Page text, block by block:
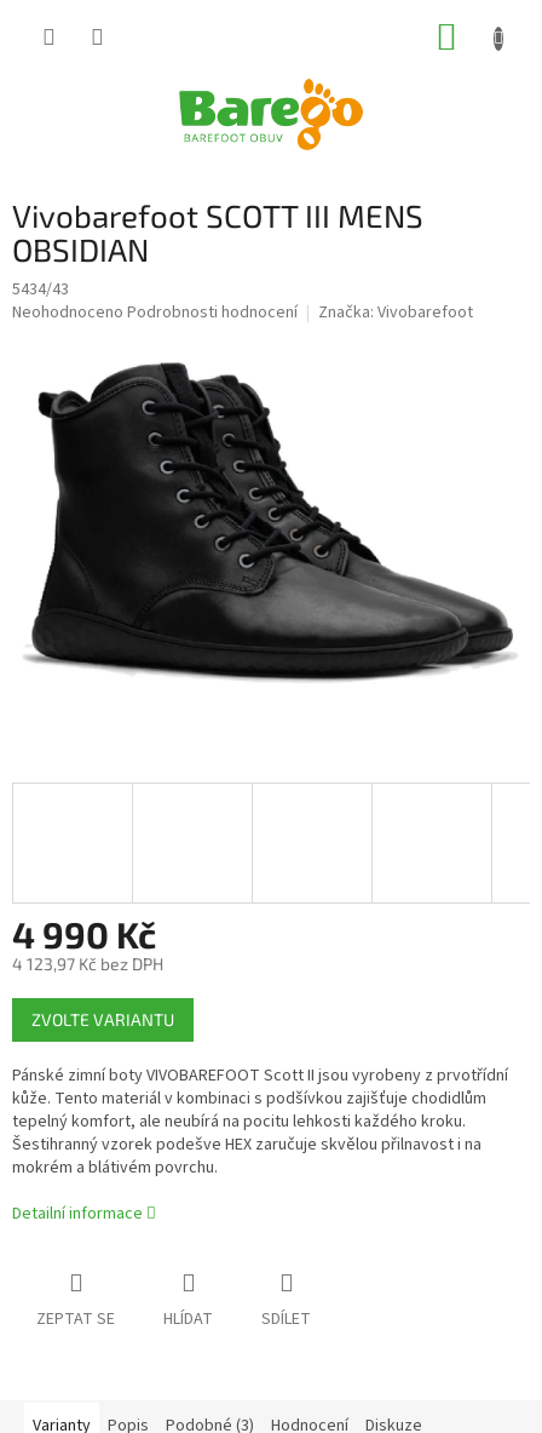
Vivobarefoot SCOTT III MENS
OBSIDIAN
5434/43
Průměrné
hvězdiček.
Neohodnoceno Podrobnosti hodnocení Značka: Vivobarefoot
4 990 Kč
4 123,97 Kč bez DPH
Měrná
cena:
ZVOLTE VARIANTU
Pánské zimní boty VIVOBAREFOOT Scott II jsou vyrobeny z prvotřídní
kůže. Tento materiál v kombinaci s podšívkou zajišťuje chodidlům
tepelný komfort, ale neubírá na pocitu lehkosti každého kroku.
Šestihranný vzorek podešve HEX zaručuje skvělou přilnavost i na
mokrém a blátivém povrchu.
Detailní informace
ZEPTAT SE HLÍDAT SDÍLET
Varianty Popis Podobné (3) Hodnocení Diskuze